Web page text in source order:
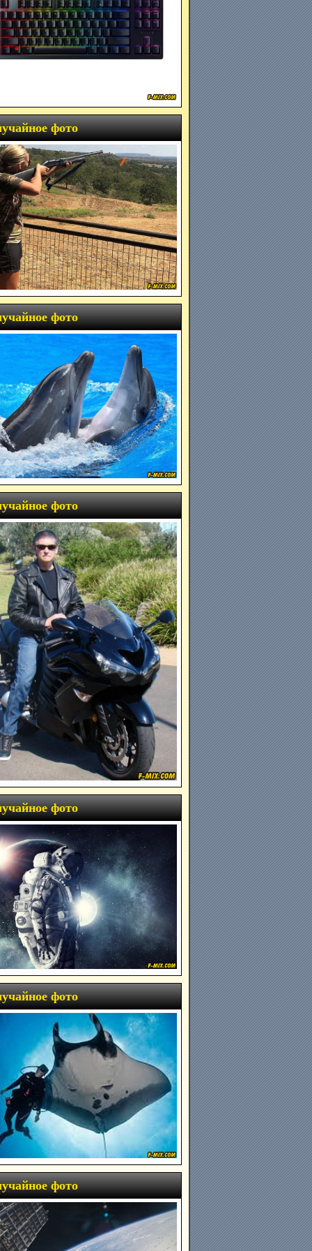
фото
фото
фото
фото
фото
фото